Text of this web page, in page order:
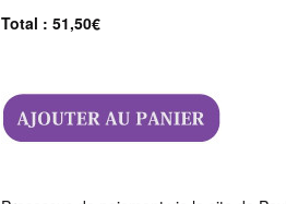
Total : 51,50€